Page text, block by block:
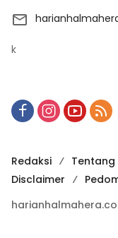
k
Redaksi Tentang
Disclaimer